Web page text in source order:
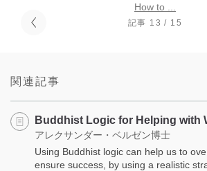
How to ...
記事 13 / 15
関連記事
Buddhist Logic for Helping with
アレクサンダー・ベルゼン博士
Using Buddhist logic can help us to
ensure success, by using a realistic